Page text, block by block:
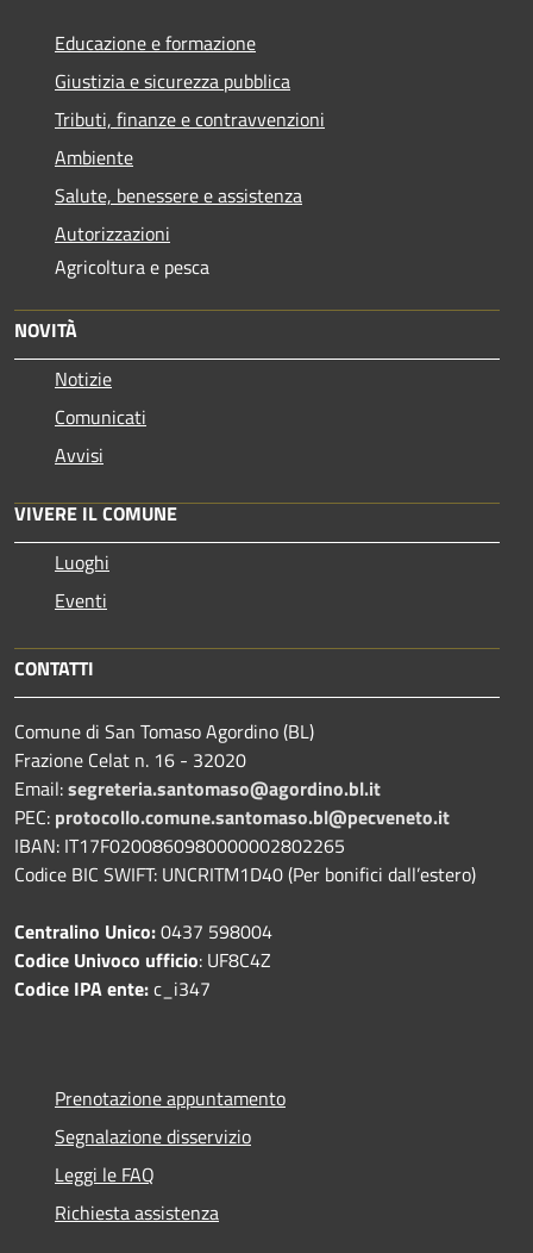
Educazione e formazione
Giustizia e sicurezza pubblica
Tributi, finanze e contravvenzioni
Ambiente
Salute, benessere e assistenza
Autorizzazioni
Agricoltura e pesca
NOVITÀ
Notizie
Comunicati
Avvisi
VIVERE IL COMUNE
Luoghi
Eventi
CONTATTI
Comune di San Tomaso Agordino (BL)
Frazione Celat n. 16 - 32020
Email:segreteria.santomaso@agordino.bl.it
PEC: protocollo.comune.santomaso.bl@pecveneto.it
IBAN: IT17F0200860980000002802265
Codice BIC SWIFT: UNCRITM1D40 (Per bonifici dall’estero)
Centralino Unico:0437 598004
Codice Univoco ufficio: UF8C4Z
Codice IPA ente:c_i347
Prenotazione appuntamento
Segnalazione disservizio
Leggi le FAQ
Richiesta assistenza